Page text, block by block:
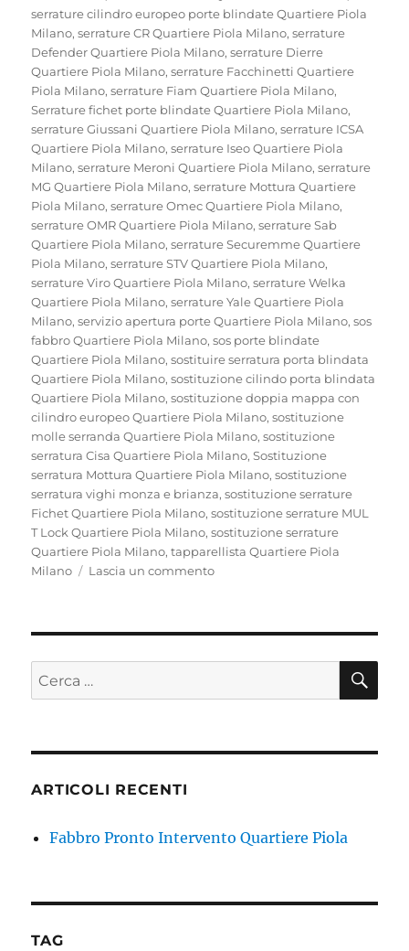
serrature cilindro europeo porte blindate Quartiere Piola
Milano,serrature CR Quartiere Piola Milano,serrature
Defender Quartiere Piola Milano,serrature Dierre
Quartiere Piola Milano,serrature Facchinetti Quartiere
Piola Milano,serrature Fiam Quartiere Piola Milano,
Serrature fichet porte blindate Quartiere Piola Milano,
serrature Giussani Quartiere Piola Milano,serrature ICSA
Quartiere Piola Milano,serrature Iseo Quartiere Piola
Milano,serrature Meroni Quartiere Piola Milano,serrature
MG Quartiere Piola Milano,serrature Mottura Quartiere
Piola Milano,serrature Omec Quartiere Piola Milano,
serrature OMR Quartiere Piola Milano,serrature Sab
Quartiere Piola Milano,serrature Securemme Quartiere
Piola Milano,serrature STV Quartiere Piola Milano,
serrature Viro Quartiere Piola Milano,serrature Welka
Quartiere Piola Milano,serrature Yale Quartiere Piola
Milano,servizio apertura porte Quartiere Piola Milano,sos
fabbro Quartiere Piola Milano,sos porte blindate
Quartiere Piola Milano,sostituire serratura porta blindata
Quartiere Piola Milano,sostituzione cilindo porta blindata
Quartiere Piola Milano,sostituzione doppia mappa con
cilindro europeo Quartiere Piola Milano,sostituzione
molle serranda Quartiere Piola Milano,sostituzione
serratura Cisa Quartiere Piola Milano,Sostituzione
serratura Mottura Quartiere Piola Milano,sostituzione
serratura vighi monza e brianza,sostituzione serrature
Fichet Quartiere Piola Milano,sostituzione serrature MUL
T Lock Quartiere Piola Milano,sostituzione serrature
Quartiere Piola Milano,tapparellista Quartiere Piola
Milano
Lascia un commentosu
Piola
Cerca:
ARTICOLI RECENTI
Fabbro Pronto Intervento Quartiere Piola
TAG